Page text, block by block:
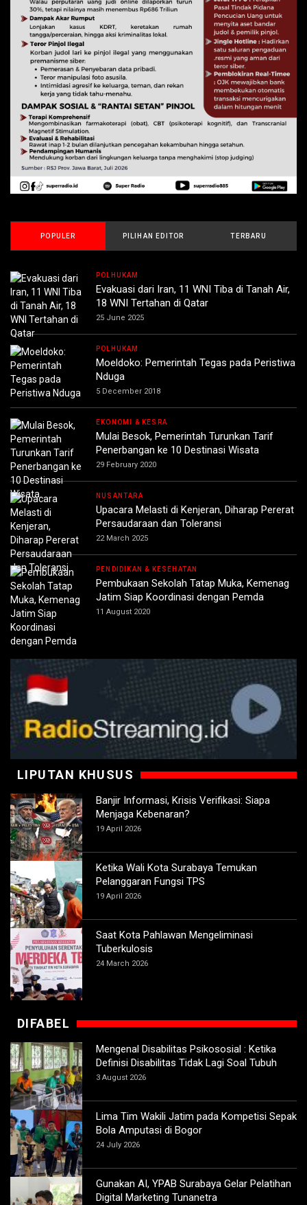
POPULER PILIHAN EDITOR TERBARU
POLHUKAM
Evakuasi dari Iran, 11 WNI Tiba di Tanah Air,
18 WNI Tertahan di Qatar
25 June 2025
POLHUKAM
Moeldoko: Pemerintah Tegas pada Peristiwa
Nduga
5 December 2018
EKONOMI & KESRA
Mulai Besok, Pemerintah Turunkan Tarif
Penerbangan ke 10 Destinasi Wisata
29 February 2020
NUSANTARA
Upacara Melasti di Kenjeran, Diharap Pererat
Persaudaraan dan Toleransi
22 March 2025
PENDIDIKAN & KESEHATAN
Pembukaan Sekolah Tatap Muka, Kemenag
Jatim Siap Koordinasi dengan Pemda
11 August 2020
LIPUTAN KHUSUS
Banjir Informasi, Krisis Verifikasi: Siapa
Menjaga Kebenaran?
19 April 2026
Ketika Wali Kota Surabaya Temukan
Pelanggaran Fungsi TPS
19 April 2026
Saat Kota Pahlawan Mengeliminasi
Tuberkulosis
24 March 2026
DIFABEL
Mengenal Disabilitas Psikososial : Ketika
Definisi Disabilitas Tidak Lagi Soal Tubuh
3 August 2026
Lima Tim Wakili Jatim pada Kompetisi Sepak
Bola Amputasi di Bogor
24 July 2026
Gunakan AI, YPAB Surabaya Gelar Pelatihan
Digital Marketing Tunanetra